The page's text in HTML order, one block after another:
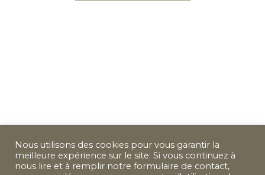
Nous utilisons des cookies pour vous garantir la
meilleure expérience sur le site. Si vous continuez à
nous lire et à remplir notre formulaire de contact,